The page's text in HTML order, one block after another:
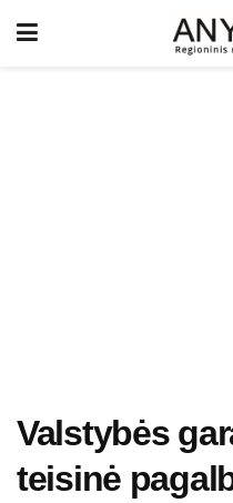
Valstybės
teisinė